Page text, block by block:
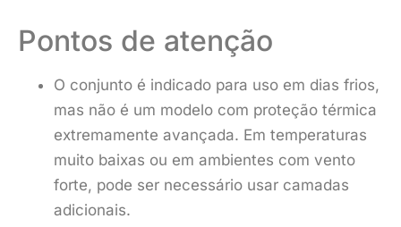
Pontos de atenção
O conjunto é indicado para uso em dias frios,
mas não é um modelo com proteção térmica
extremamente avançada. Em temperaturas
muito baixas ou em ambientes com vento
forte, pode ser necessário usar camadas
adicionais.